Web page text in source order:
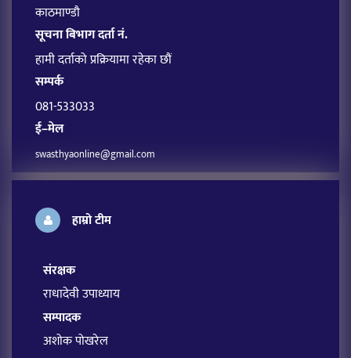
काठमाण्डौ
सूचना बिभाग दर्ता नं.
हामी दर्ताको प्रक्रियामा रहेका छौं
सम्पर्क
081-533033
ई–मेल
swasthyaonline@gmail.com
हाम्रो टीम
संरक्षक
राधादेवी उपाध्याय
सम्पादक
अशोक पोखरेल